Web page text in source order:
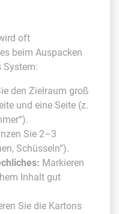
oft
beim Auspacken
System:
den Zielraum groß
und eine Seite (z.
Sie 2–3
Schüsseln“).
Markieren
Inhalt gut
Sie die Kartons